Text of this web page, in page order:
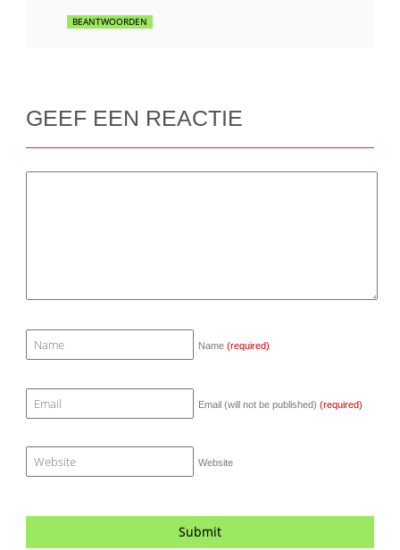
BEANTWOORDEN
GEEF EEN REACTIE
Name(required)
Email (will not be published)(required)
Website